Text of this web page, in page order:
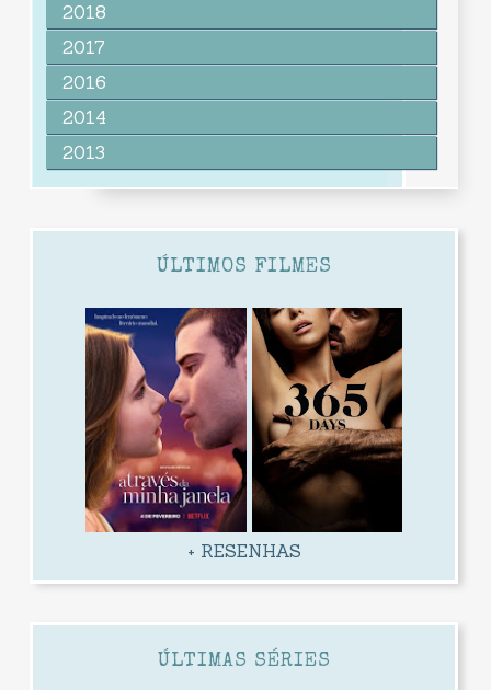
2018
2017
2016
2014
2013
ÚLTIMOS FILMES
+ RESENHAS
ÚLTIMAS SÉRIES